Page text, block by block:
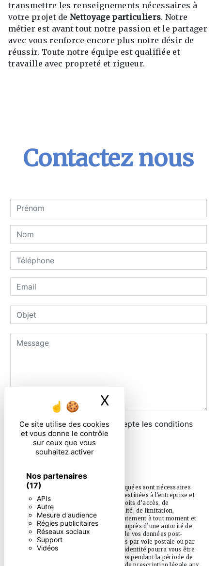
Ce site utilise des cookies
et vous donne le contrôle
sur ceux que vous
souhaitez activer
Nos partenaires
(17)
APIs
Autre
Mesure d'audience
Régies publicitaires
Réseaux sociaux
Support
Vidéos
X
transmettre les renseignements nécessaires à
votre projet deNettoyage particuliers. Notre
métier est avant tout notre passion et le partager
avec vous renforce encore plus notre désir de
réussir. Toute notre équipe est qualifiée et
travaille avec propreté et rigueur.
Contactez nous
En cochant cette case, j'accepte les conditions
particulières ci-dessous **
** Les données personnelles communiquées sont nécessaires
aux fins de vous contacter. Elles sont destinées à l'entreprise et
ses sous-traitants. Vous disposez de droits d’accès, de
rectification, d’effacement, de portabilité, de limitation,
d’opposition, de retrait de votre consentement à tout moment et
du droit d’introduire une réclamation auprès d’une autorité de
contrôle, ainsi que d’organiser le sort de vos données post-
mortem. Vous pouvez exercer ces droits par voie postale ou par
courrier électronique. Un justificatif d'identité pourra vous être
demandé. Nous conservons vos données pendant la période de